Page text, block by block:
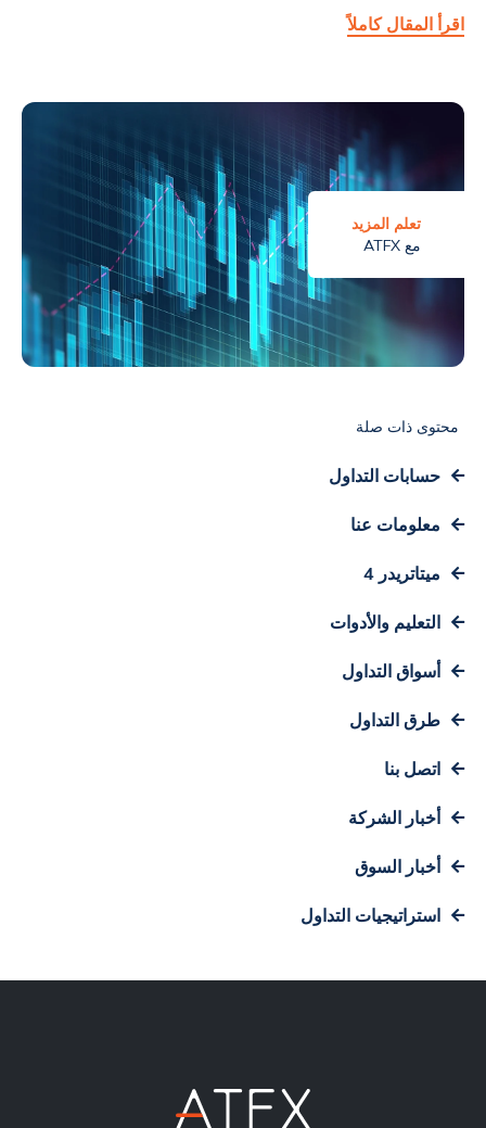
اقرأ المقال كاملاً
تعلم المزيد
مع ATFX
محتوى ذات صلة
حسابات التداول
معلومات عنا
ميتاتريدر 4
التعليم والأدوات
أسواق التداول
طرق التداول
اتصل بنا
أخبار الشركة
أخبار السوق
استراتيجيات التداول